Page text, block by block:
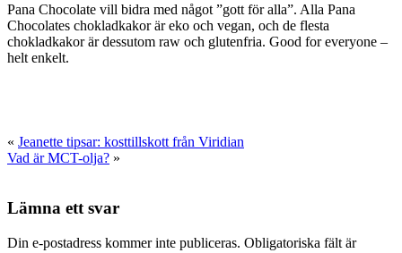
Pana Chocolate vill bidra med något ”gott för alla”. Alla Pana
Chocolates chokladkakor är eko och vegan, och de flesta
chokladkakor är dessutom raw och glutenfria. Good for everyone –
helt enkelt.
« Jeanette tipsar: kosttillskott från Viridian
Vad är MCT-olja? »
Lämna ett svar
Din e-postadress kommer inte publiceras. Obligatoriska fält är